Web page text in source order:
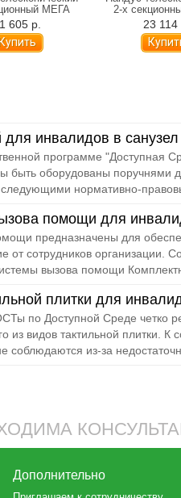
МЕГА
270 см
605 р.
2-х
2ПТ1-300
23 114
инвалидов в санузел
программе "Доступная
быть оборудованы поручнями
нормативно-
помощи для
предназначены для
от сотрудников организации.
вызова помощи
плитки для
по Доступной Среде четко
из видов тактильной плитки.
соблюдаются из-за
Дополнительно